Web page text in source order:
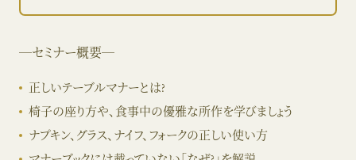
―セミナー概要―
正しいテーブルマナーとは?
椅子の座り方や、食事中の優雅な所作を学びましょう
ナプキン、グラス、ナイフ、フォークの正しい使い方